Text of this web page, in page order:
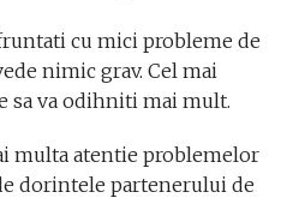
cu mici probleme de
nimic grav. Cel mai
sa va odihniti mai mult.
multa atentie problemelor
dorintele partenerului de